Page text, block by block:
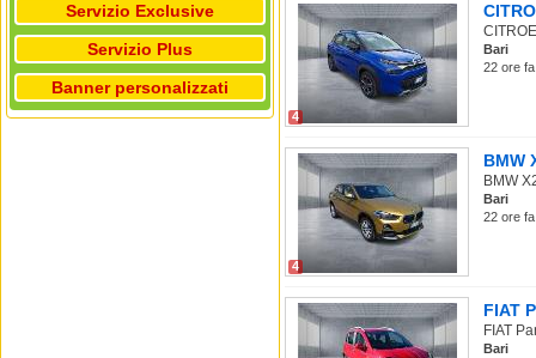
Servizio Exclusive
Servizio Plus
Banner personalizzati
4
Bari
22 ore
4
BMW
BMW
Bari
22 ore
FIAT
FIAT
Bari